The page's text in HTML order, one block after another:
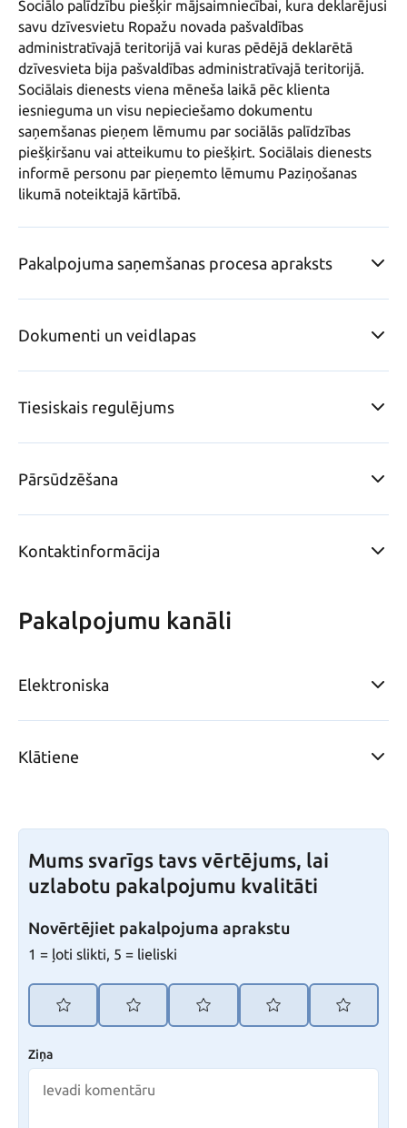
Sociālo palīdzību piešķir mājsaimniecībai, kura deklarējusi
savu dzīvesvietu Ropažu novada pašvaldības
administratīvajā teritorijā vai kuras pēdējā deklarētā
dzīvesvieta bija pašvaldības administratīvajā teritorijā.
Sociālais dienests viena mēneša laikā pēc klienta
iesnieguma un visu nepieciešamo dokumentu
saņemšanas pieņem lēmumu par sociālās palīdzības
piešķiršanu vai atteikumu to piešķirt. Sociālais dienests
informē personu par pieņemto lēmumu Paziņošanas
likumā noteiktajā kārtībā.
Pakalpojuma saņemšanas procesa apraksts
Dokumenti un veidlapas
Tiesiskais regulējums
Pārsūdzēšana
Kontaktinformācija
Pakalpojumu kanāli
Elektroniska
Klātiene
Mums svarīgs tavs vērtējums, lai
uzlabotu pakalpojumu kvalitāti
Novērtējiet pakalpojuma aprakstu
1 = ļoti slikti, 5 = lieliski
Ziņa